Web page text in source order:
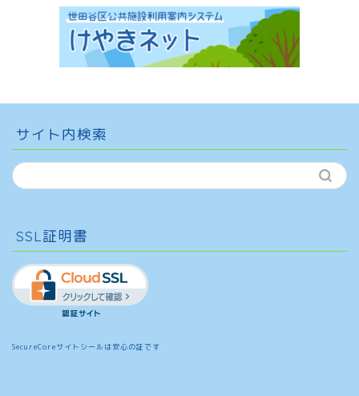
サイト内検索
SSL証明書
SecureCoreサイトシールは安心の証です